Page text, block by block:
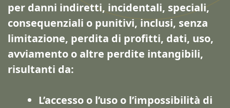
per danni indiretti, incidentali, speciali,
consequenziali o punitivi, inclusi, senza
limitazione, perdita di profitti, dati, uso,
avviamento o altre perdite intangibili,
risultanti da:
L’accesso o l’uso o l’impossibilità di